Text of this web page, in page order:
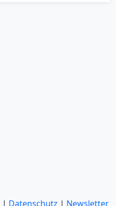
| Datenschutz | Newsletter